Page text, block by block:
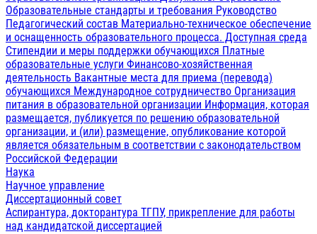
Образовательные стандарты и требования Руководство
Педагогический состав Материально-техническое обеспечение
и оснащенность образовательного процесса. Доступная среда
Стипендии и меры поддержки обучающихся Платные
образовательные услуги Финансово-хозяйственная
деятельность Вакантные места для приема (перевода)
обучающихся Международное сотрудничество Организация
питания в образовательной организации Информация, которая
размещается, публикуется по решению образовательной
организации, и (или) размещение, опубликование которой
является обязательным в соответствии с законодательством
Российской Федерации
Наука
Научное управление
Диссертационный совет
Аспирантура, докторантура ТГПУ, прикрепление для работы
над кандидатской диссертацией